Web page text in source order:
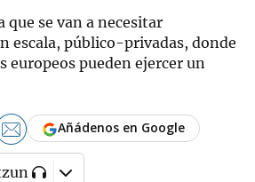
que se van a necesitar
escala, público-privadas, donde
europeos pueden ejercer un
Añádenos en Google